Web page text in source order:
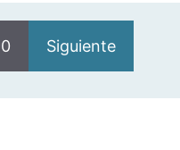
Siguiente